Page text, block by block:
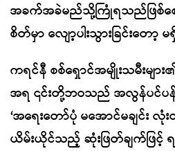
အခက်အခဲမည်သို့ကြုံရသည်ဖြစ်စ
စိတ်မှာ လျော့ပါးသွားခြင်းတော့ မ
ကရင်နီ စစ်ရှောင်အမျိုးသမီးများ
အရ ၎င်းတို့ဘဝသည် အလွန်ပင်ပ
‘အရေးတော်ပုံ မအောင်မချင်း လုံ
ယိမ်းယိုင်သည့် ဆုံးဖြတ်ချက်ဖြ